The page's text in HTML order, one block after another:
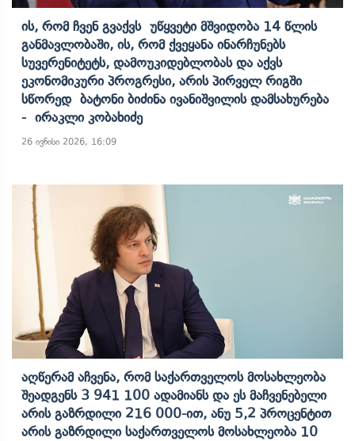
Ის, Რომ Ჩვენ Გვაქვს Უწყვეტი Მშვიდობა 14 Წლის
Განმავლობაში, Ის, Რომ Ქვეყანა Ინარჩუნებს
Სუვერენიტეტს, Დამოუკიდებლობას Და Აქვს
Ეკონომიკური Პროგრესი, Არის Პირველ Რიგში
Სწორედ Ბატონი Ბიძინა Ივანიშვილის Დამსახურება
- Ირაკლი Კობახიძე
26 ივნისი 2026, 16:09
Აღწერამ Აჩვენა, Რომ Საქართველოს Მოსახლეობა
Შეადგენს 3 941 100 Ადამიანს Და Ეს Მაჩვენებელი
Არის Გაზრდილი 216 000-Ით, Ანუ 5,2 Პროცენტით
Არის Გაზრდილი Საქართველოს Მოსახლეობა 10